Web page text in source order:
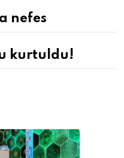
nefes
kurtuldu!